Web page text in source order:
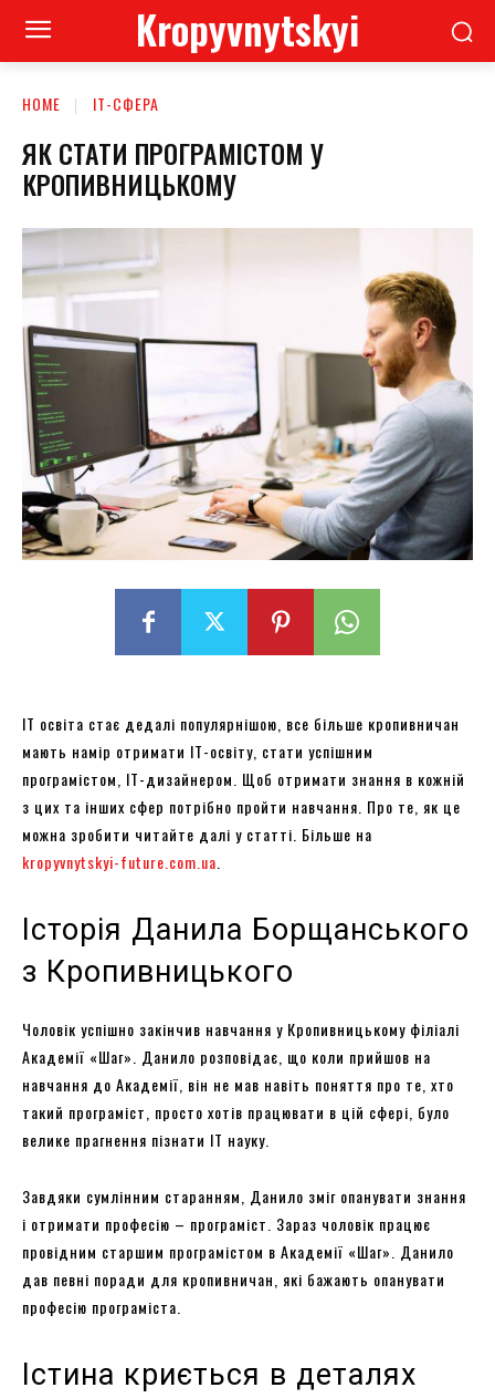
Kropyvnytskyi
HOME ІТ-СФЕРА
ЯК СТАТИ ПРОГРАМІСТОМ У
КРОПИВНИЦЬКОМУ
ІТ освіта стає дедалі популярнішою, все більше кропивничан
мають намір отримати ІТ-освіту, стати успішним
програмістом, ІТ-дизайнером. Щоб отримати знання в кожній
з цих та інших сфер потрібно пройти навчання. Про те, як це
можна зробити читайте далі у статті. Більше на
kropyvnytskyi-future.com.ua
Історія Данила Борщанського
з Кропивницького
Чоловік успішно закінчив навчання у Кропивницькому філіалі
Академії «Шаг». Данило розповідає, що коли прийшов на
навчання до Академії, він не мав навіть поняття про те, хто
такий програміст, просто хотів працювати в цій сфері, було
велике прагнення пізнати ІТ науку.
Завдяки сумлінним старанням, Данило зміг опанувати знання
і отримати професію – програміст. Зараз чоловік працює
провідним старшим програмістом в Академії «Шаг». Данило
дав певні поради для кропивничан, які бажають опанувати
професію програміста.
Істина криється в деталях